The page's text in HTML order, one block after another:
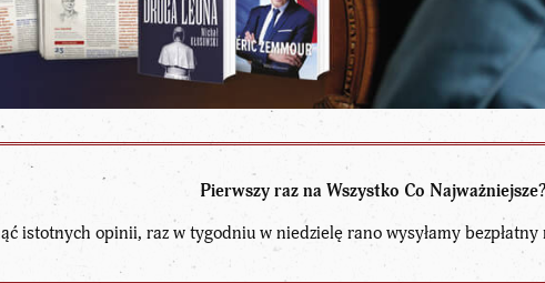
Pierwszy raz na Wszystko Co Najważniejsze?
istotnych opinii, raz w tygodniu w niedzielę rano wysyłamy